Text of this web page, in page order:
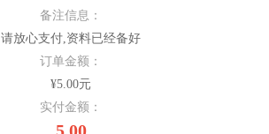
备注信息：
请放心支付,资料已经备好
订单金额：
¥5.00元
实付金额：